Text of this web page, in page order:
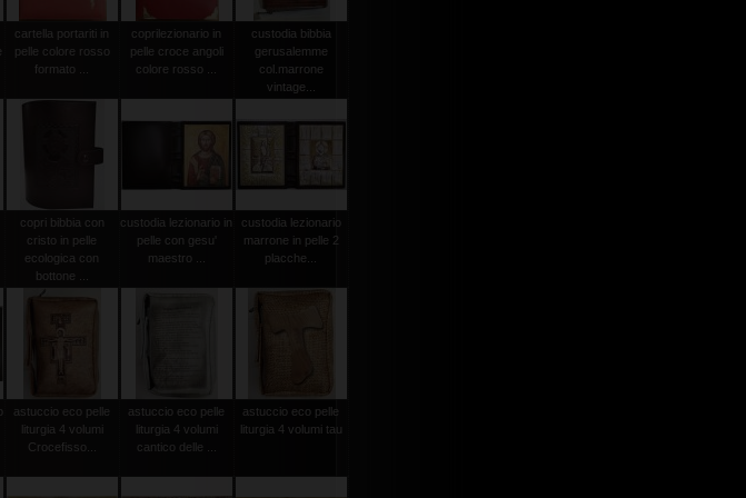
cartella portariti in
pelle colore rosso
formato ...
coprilezionario in
pelle croce angoli
colore rosso ...
custodia bibbia
gerusalemme
col.marrone
vintage...
copri bibbia con
cristo in pelle
ecologica con
bottone ...
custodia lezionario in
pelle con gesu'
maestro ...
custodia lezionario
marrone in pelle 2
placche...
astuccio eco pelle
liturgia 4 volumi
Crocefisso...
astuccio eco pelle
liturgia 4 volumi
cantico delle ...
astuccio eco pelle
liturgia 4 volumi tau